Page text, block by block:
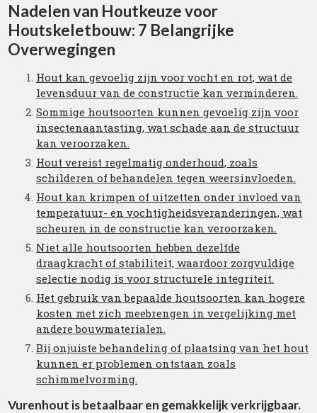
Nadelen van Houtkeuze voor
Houtskeletbouw: 7 Belangrijke
Overwegingen
Hout kan gevoelig zijn voor vocht en rot, wat de
levensduur van de constructie kan verminderen.
Sommige houtsoorten kunnen gevoelig zijn voor
insectenaantasting, wat schade aan de structuur
kan veroorzaken.
Hout vereist regelmatig onderhoud, zoals
schilderen of behandelen tegen weersinvloeden.
Hout kan krimpen of uitzetten onder invloed van
temperatuur- en vochtigheidsveranderingen, wat
scheuren in de constructie kan veroorzaken.
Niet alle houtsoorten hebben dezelfde
draagkracht of stabiliteit, waardoor zorgvuldige
selectie nodig is voor structurele integriteit.
Het gebruik van bepaalde houtsoorten kan hogere
kosten met zich meebrengen in vergelijking met
andere bouwmaterialen.
Bij onjuiste behandeling of plaatsing van het hout
kunnen er problemen ontstaan zoals
schimmelvorming.
Vurenhout is betaalbaar en gemakkelijk verkrijgbaar.